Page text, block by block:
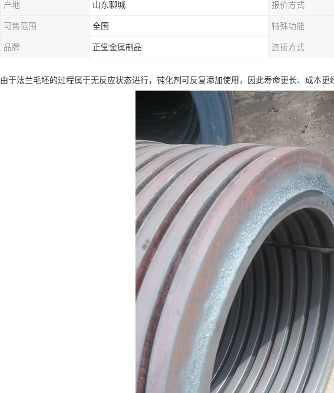
产地 山东聊城 报价方式
可售范围 全国 特殊功能
品牌 正堂金属制品 连接方式
由于法兰毛坯的过程属于无反应状态进行，钝化剂可反复添加使用，因此寿命更长、成本更